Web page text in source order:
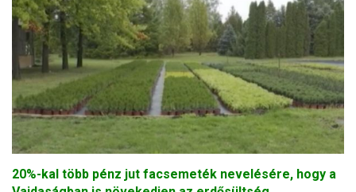
20%-kal több pénz jut facsemeték nevelésére, hogy a